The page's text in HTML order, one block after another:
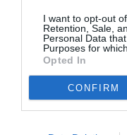
I want to opt-out
Retention, Sale,
Personal Data
Purposes for
Opted In
CONFIRM
MUNCA IN ITALIA
more
Articolul anterior
Italia, ajutoare
”uitaseră” să
suma totală
Următorul articol